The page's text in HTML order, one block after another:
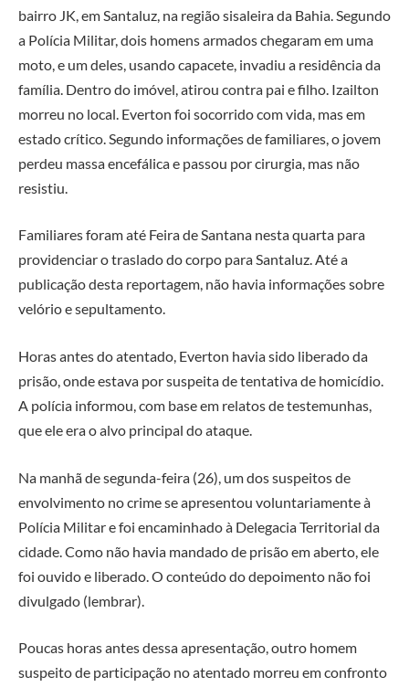
bairro JK, em Santaluz, na região sisaleira da Bahia. Segundo
a Polícia Militar, dois homens armados chegaram em uma
moto, e um deles, usando capacete, invadiu a residência da
família. Dentro do imóvel, atirou contra pai e filho. Izailton
morreu no local. Everton foi socorrido com vida, mas em
estado crítico. Segundo informações de familiares, o jovem
perdeu massa encefálica e passou por cirurgia, mas não
resistiu.
Familiares foram até Feira de Santana nesta quarta para
providenciar o traslado do corpo para Santaluz. Até a
publicação desta reportagem, não havia informações sobre
velório e sepultamento.
Horas antes do atentado, Everton havia sido liberado da
prisão, onde estava por suspeita de tentativa de homicídio.
A polícia informou, com base em relatos de testemunhas,
que ele era o alvo principal do ataque.
Na manhã de segunda-feira (26), um dos suspeitos de
envolvimento no crime se apresentou voluntariamente à
Polícia Militar e foi encaminhado à Delegacia Territorial da
cidade. Como não havia mandado de prisão em aberto, ele
foi ouvido e liberado. O conteúdo do depoimento não foi
divulgado (lembrar).
Poucas horas antes dessa apresentação, outro homem
suspeito de participação no atentado morreu em confronto